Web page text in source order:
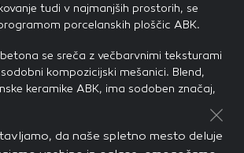
ambient na seznam želja
ostalimi
tudi v najmanjših prostorih, se
porcelanskih ploščic ABK.
se sreča z večbarvnimi teksturami
kompozicijski mešanici. Blend,
keramike ABK, ima sodoben značaj,
učinek cementa in barve beneških
na voljo v 6 dimenzijah, v štirih odtenkih
6 in 9 mm ter v štirih odtenkih v
da naše spletno mesto deluje
POTRDI MOJE IZBIRE